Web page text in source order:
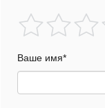
Ваше имя*